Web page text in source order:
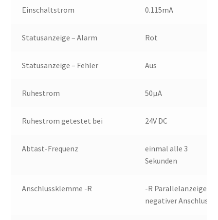
Einschaltstrom 0.115mA
Statusanzeige – Alarm Rot
Statusanzeige – Fehler Aus
Ruhestrom 50μA
Ruhestrom getestet bei 24V DC
Abtast-Frequenz
einmal alle 3
Sekunden
Anschlussklemme -R
-R Parallelanzeige
negativer Anschluss